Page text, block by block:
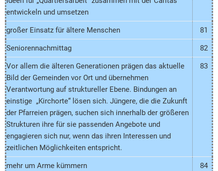
entwickeln und umsetzen
großer Einsatz für ältere Menschen 81
Seniorennachmittag 82
Vor allem die älteren Generationen prägen das aktuelle
Bild der Gemeinden vor Ort und übernehmen
Verantwortung auf struktureller Ebene. Bindungen an
einstige „Kirchorte“ lösen sich. Jüngere, die die Zukunft
der Pfarreien prägen, suchen sich innerhalb der größeren
Strukturen ihre für sie passenden Angebote und
engagieren sich nur, wenn das ihren Interessen und
zeitlichen Möglichkeiten entspricht.
83
mehr um Arme kümmern 84